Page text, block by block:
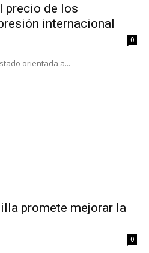
precio de los
internacional
0
orientada a...
promete mejorar la
0